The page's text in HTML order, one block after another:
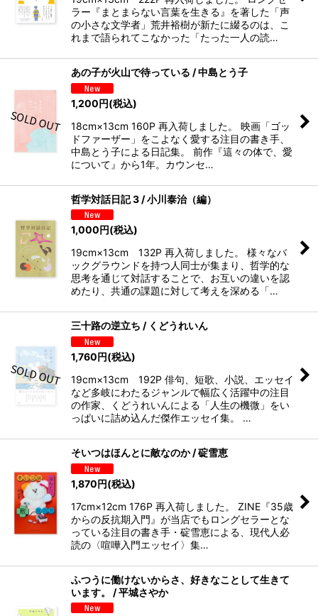
ラー『まとまらない言葉を生きる』を著した「声
の小さな文学者」荒井裕樹が新たに綴るのは、こ
れまで語られてこなかった「たった一人の読…
あの子が火山で待っている / 中島とう子
1,200円(税込)
18cm×13cm 160P 再入荷しました。 映画「ゴッ
ドファーザー」をこよなく愛する注目の書き手、
中島とう子による日記集。 前作『這々の体で、愛
について』から1年。カウンセ…
哲学対話日記 3 / 小川泰治（編）
1,000円(税込)
19cm×13cm 132P 再入荷しました。 様々なバ
ックグラウンドを持つ人同士が集まり、哲学的な
思考を通じて対話することで、お互いの違いを認
めたり、共通の課題に対して考えを深める「…
三十路の逆立ち / くどうれいん
1,760円(税込)
19cm×13cm 192P 俳句、短歌、小説、エッセイ
など多岐にわたるジャンルで幅広く活躍中の注目
の作家、くどうれいんによる「人生の機微」をい
っぱいに詰め込んだ傑作エッセイ集。 …
そいつはほんとに敵なのか / 碇雪恵
1,870円(税込)
17cm×12cm 176P 再入荷しました。 ZINE『35歳
からの反抗期入門』が当店でもロングセラーとな
っている注目の書き手・碇雪恵による、現代人必
読の〈喧嘩入門エッセイ〉集…
ふつうに働けないからさ、好きなことして生きて
います。 / 平城さやか